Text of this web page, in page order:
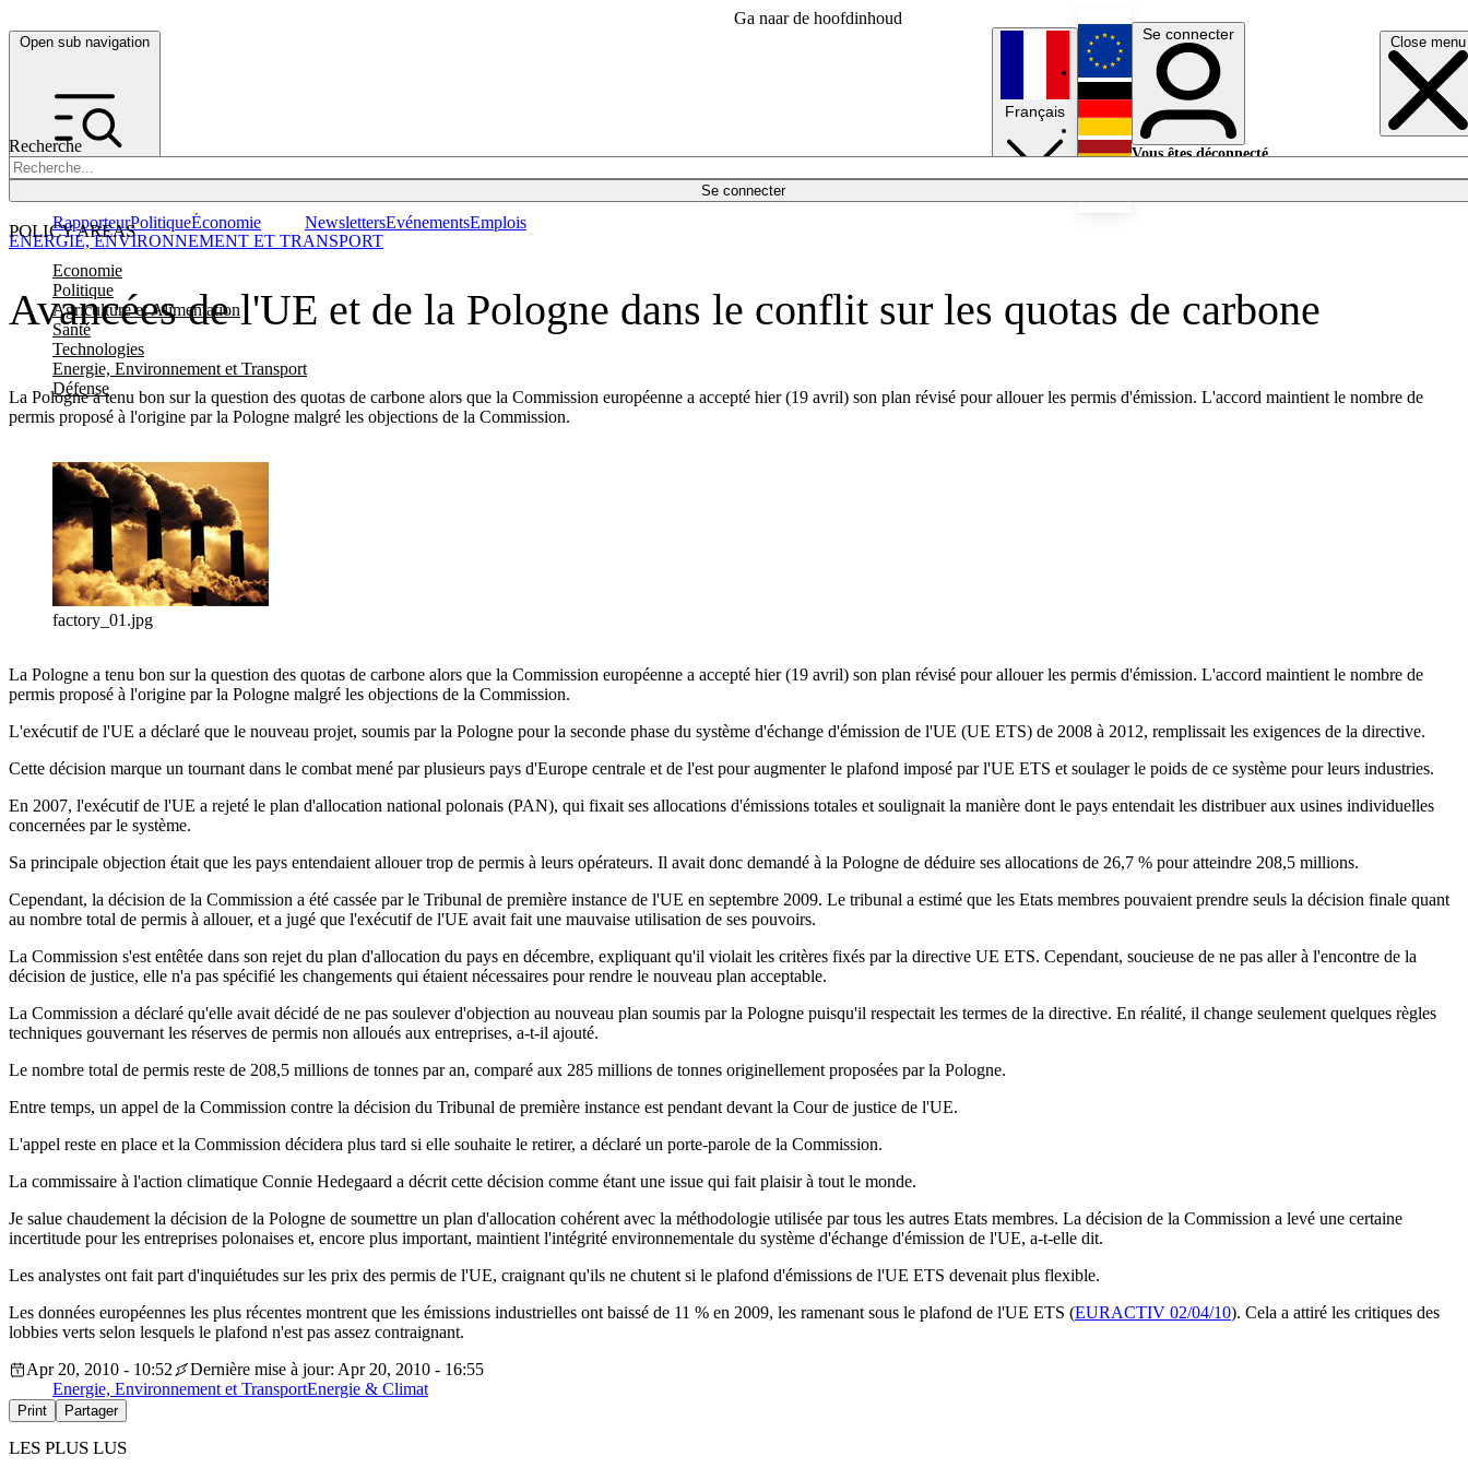
Ga naar de hoofdinhoud
Open sub navigation Close menu
Recherche
Se connecter
POLICY AREAS
Economie
Politique
Agriculture et Alimentation
Santé
Technologies
Energie, Environnement et Transport
Défense
RapporteurPolitiqueÉconomie NewslettersEvénementsEmplois
Français
English
Deutsch
Se connecter
Vous êtes déconnecté.
Avancées de l'UE et de la Pologne dans le conflit sur les quotas de carbone
La Pologne a tenu bon sur la question des quotas de carbone alors que la Commission européenne a accepté hier (19 avril) son plan révisé pour allouer les permis d'émission. L'accord maintient le nombre de
permis proposé à l'origine par la Pologne malgré les objections de la Commission.
ENERGIE, ENVIRONNEMENT ET TRANSPORT
factory_01.jpg
La Pologne a tenu bon sur la question des quotas de carbone alors que la Commission européenne a accepté hier (19 avril) son plan révisé pour allouer les permis d'émission. L'accord maintient le nombre de
permis proposé à l'origine par la Pologne malgré les objections de la Commission.
L'exécutif de l'UE a déclaré que le nouveau projet, soumis par la Pologne pour la seconde phase du système d'échange d'émission de l'UE (UE ETS) de 2008 à 2012, remplissait les exigences de la directive.
Cette décision marque un tournant dans le combat mené par plusieurs pays d'Europe centrale et de l'est pour augmenter le plafond imposé par l'UE ETS et soulager le poids de ce système pour leurs industries.
En 2007, l'exécutif de l'UE a rejeté le plan d'allocation national polonais (PAN), qui fixait ses allocations d'émissions totales et soulignait la manière dont le pays entendait les distribuer aux usines individuelles
concernées par le système.
Sa principale objection était que les pays entendaient allouer trop de permis à leurs opérateurs. Il avait donc demandé à la Pologne de déduire ses allocations de 26,7 % pour atteindre 208,5 millions.
Cependant, la décision de la Commission a été cassée par le Tribunal de première instance de l'UE en septembre 2009. Le tribunal a estimé que les Etats membres pouvaient prendre seuls la décision finale quant
au nombre total de permis à allouer, et a jugé que l'exécutif de l'UE avait fait une mauvaise utilisation de ses pouvoirs.
La Commission s'est entêtée dans son rejet du plan d'allocation du pays en décembre, expliquant qu'il violait les critères fixés par la directive UE ETS. Cependant, soucieuse de ne pas aller à l'encontre de la
décision de justice, elle n'a pas spécifié les changements qui étaient nécessaires pour rendre le nouveau plan acceptable.
La Commission a déclaré qu'elle avait décidé de ne pas soulever d'objection au nouveau plan soumis par la Pologne puisqu'il respectait les termes de la directive. En réalité, il change seulement quelques règles
techniques gouvernant les réserves de permis non alloués aux entreprises, a-t-il ajouté.
Le nombre total de permis reste de 208,5 millions de tonnes par an, comparé aux 285 millions de tonnes originellement proposées par la Pologne.
Entre temps, un appel de la Commission contre la décision du Tribunal de première instance est pendant devant la Cour de justice de l'UE.
L'appel reste en place et la Commission décidera plus tard si elle souhaite le retirer, a déclaré un porte-parole de la Commission.
La commissaire à l'action climatique Connie Hedegaard a décrit cette décision comme étant une issue qui fait plaisir à tout le monde.
Je salue chaudement la décision de la Pologne de soumettre un plan d'allocation cohérent avec la méthodologie utilisée par tous les autres Etats membres. La décision de la Commission a levé une certaine
incertitude pour les entreprises polonaises et, encore plus important, maintient l'intégrité environnementale du système d'échange d'émission de l'UE, a-t-elle dit.
Les analystes ont fait part d'inquiétudes sur les prix des permis de l'UE, craignant qu'ils ne chutent si le plafond d'émissions de l'UE ETS devenait plus flexible.
Les données européennes les plus récentes montrent que les émissions industrielles ont baissé de 11 % en 2009, les ramenant sous le plafond de l'UE ETS (EURACTIV 02/04/10). Cela a attiré les critiques des
lobbies verts selon lesquels le plafond n'est pas assez contraignant.
Apr 20, 2010 - 10:52
Dernière mise à jour: Apr 20, 2010 - 16:55
Energie, Environnement et TransportEnergie & Climat
Print Partager
LES PLUS LUS